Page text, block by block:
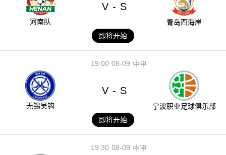
河南队
V - S
青岛西海岸
即将开始
08-09
19:00 中甲
无锡吴钩
V - S
宁波职业足球俱乐部
即将开始
08-09
19:30 中甲